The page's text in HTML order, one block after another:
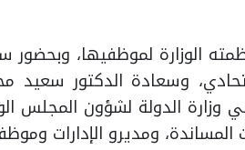
الوزارة لموظفيها،
وسعادة الدكتور سعيد
وزارة الدولة لشؤون المجلس
ومديرو الإدارات